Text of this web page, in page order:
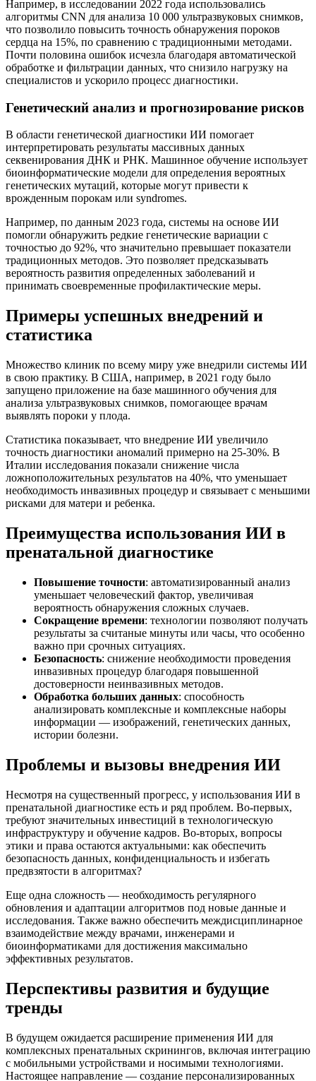
Например, в исследовании 2022 года использовались
алгоритмы CNN для анализа 10 000 ультразвуковых снимков,
что позволило повысить точность обнаружения пороков
сердца на 15%, по сравнению с традиционными методами.
Почти половина ошибок исчезла благодаря автоматической
обработке и фильтрации данных, что снизило нагрузку на
специалистов и ускорило процесс диагностики.
Генетический анализ и прогнозирование рисков
В области генетической диагностики ИИ помогает
интерпретировать результаты массивных данных
секвенирования ДНК и РНК. Машинное обучение использует
биоинформатические модели для определения вероятных
генетических мутаций, которые могут привести к
врожденным порокам или syndromes.
Например, по данным 2023 года, системы на основе ИИ
помогли обнаружить редкие генетические вариации с
точностью до 92%, что значительно превышает показатели
традиционных методов. Это позволяет предсказывать
вероятность развития определенных заболеваний и
принимать своевременные профилактические меры.
Примеры успешных внедрений и
статистика
Множество клиник по всему миру уже внедрили системы ИИ
в свою практику. В США, например, в 2021 году было
запущено приложение на базе машинного обучения для
анализа ультразвуковых снимков, помогающее врачам
выявлять пороки у плода.
Статистика показывает, что внедрение ИИ увеличило
точность диагностики аномалий примерно на 25-30%. В
Италии исследования показали снижение числа
ложноположительных результатов на 40%, что уменьшает
необходимость инвазивных процедур и связывает с меньшими
рисками для матери и ребенка.
Преимущества использования ИИ в
пренатальной диагностике
Повышение точности: автоматизированный анализ
уменьшает человеческий фактор, увеличивая
вероятность обнаружения сложных случаев.
Сокращение времени: технологии позволяют получать
результаты за считаные минуты или часы, что особенно
важно при срочных ситуациях.
Безопасность: снижение необходимости проведения
инвазивных процедур благодаря повышенной
достоверности неинвазивных методов.
Обработка больших данных: способность
анализировать комплексные и комплексные наборы
информации — изображений, генетических данных,
истории болезни.
Проблемы и вызовы внедрения ИИ
Несмотря на существенный прогресс, у использования ИИ в
пренатальной диагностике есть и ряд проблем. Во-первых,
требуют значительных инвестиций в технологическую
инфраструктуру и обучение кадров. Во-вторых, вопросы
этики и права остаются актуальными: как обеспечить
безопасность данных, конфиденциальность и избегать
предвзятости в алгоритмах?
Еще одна сложность — необходимость регулярного
обновления и адаптации алгоритмов под новые данные и
исследования. Также важно обеспечить междисциплинарное
взаимодействие между врачами, инженерами и
биоинформатиками для достижения максимально
эффективных результатов.
Перспективы развития и будущие
тренды
В будущем ожидается расширение применения ИИ для
комплексных пренатальных скринингов, включая интеграцию
с мобильными устройствами и носимыми технологиями.
Настоящее направление — создание персонализированных